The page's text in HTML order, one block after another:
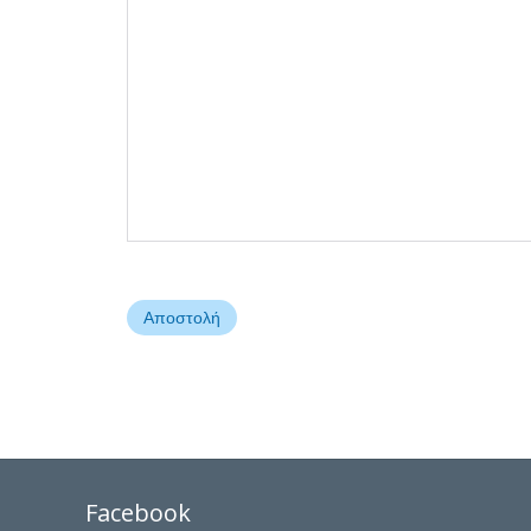
Facebook